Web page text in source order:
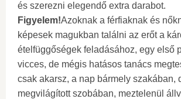
és szerezni elegendő extra darabot.
Figyelem!Azoknak a férfiaknak és
képesek magukban találni az erőt a
ételfüggőségek feladásához, egy első
vicces, de mégis hatásos tanács
csak akarsz, a nap bármely szakában,
megvilágított szobában, meztelenül